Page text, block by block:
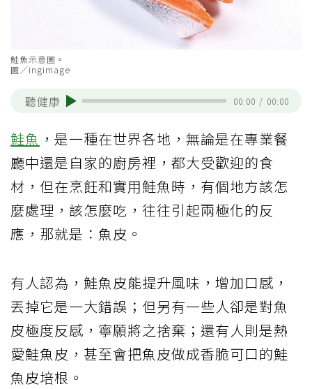
鮭魚示意圖。
圖／ingimage
聽健康 00:00 / 00:00
鮭魚 ，是一種在世界各地，無論是在專業餐
廳中還是自家的廚房裡，都大受歡迎的食
材，但在烹飪和實用鮭魚時，有個地方該怎
麼處理，該怎麼吃，往往引起兩極化的反
應，那就是：魚皮。
有人認為，鮭魚皮能提升風味，增加口感，
丟掉它是一大錯誤；但另有一些人卻是對魚
皮極度反感，寧願將之捨棄；還有人則是熱
愛鮭魚皮，甚至會把魚皮做成香脆可口的鮭
魚皮培根。